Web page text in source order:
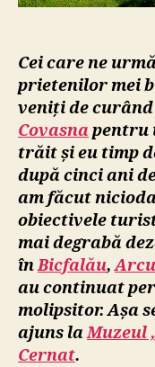
Cei care ne
prietenilor mei
veniți de curând
Covasna pentru
trăit și eu timp
după cinci ani
am făcut
obiectivele
mai degrabă
înBicfalău,
au continuat
molipsitor. Așa
ajuns laMuzeul
Cernat.